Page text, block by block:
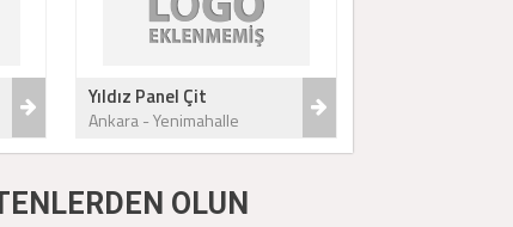
Yıldız Panel Çit
Ankara - Yenimahalle
OLUN